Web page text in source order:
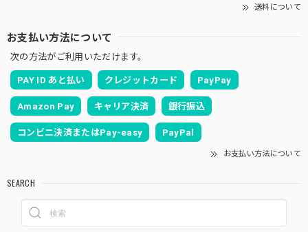
送料について
お支払い方法について
次の方法がご利用いただけます。
PAY ID あと払い クレジットカード PayPay
Amazon Pay キャリア決済 銀行振込
コンビニ決済またはPay-easy PayPal
お支払い方法について
SEARCH